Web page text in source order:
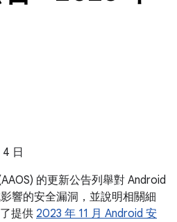
日
的更新公告列舉對 Android
響的安全漏洞，並說明相關細
提供 2023 年 11 月 Android 安